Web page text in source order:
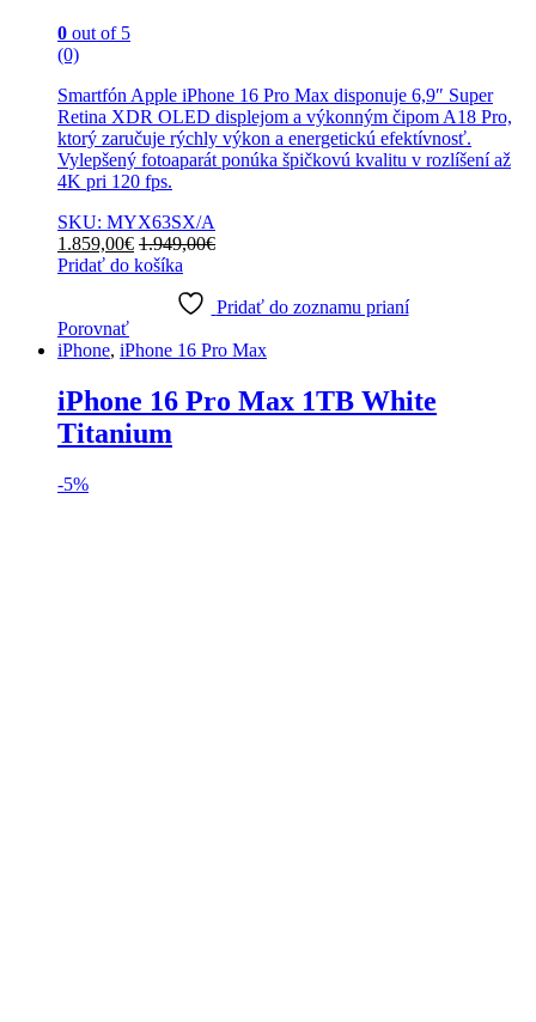
0 out of 5
(0)
Smartfón Apple iPhone 16 Pro Max disponuje 6,9″ Super
Retina XDR OLED displejom a výkonným čipom A18 Pro,
ktorý zaručuje rýchly výkon a energetickú efektívnosť.
Vylepšený fotoaparát ponúka špičkovú kvalitu v rozlíšení až
4K pri 120 fps.
SKU: MYX63SX/A
1.859,00€ 1.949,00€
Pridať do košíka
Pridať do zoznamu prianí
Porovnať
iPhone, iPhone 16 Pro Max
iPhone 16 Pro Max 1TB White
Titanium
-5%